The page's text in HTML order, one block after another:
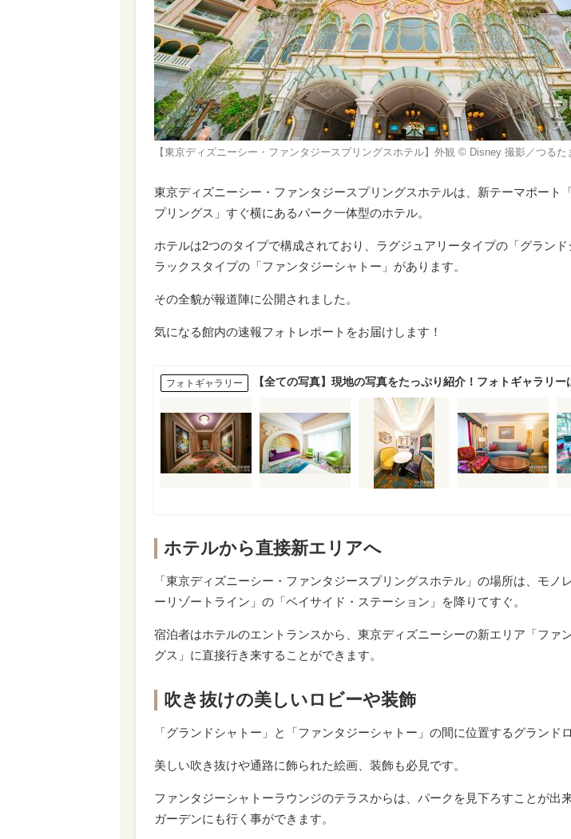
【東京ディズニーシー・ファンタジースプリングスホテル】外観 © Disney 撮影／つるた
東京ディズニーシー・ファンタジースプリングスホテルは、新テーマポート
プリングス」すぐ横にあるパーク一体型のホテル。
ホテルは2つのタイプで構成されており、ラグジュアリータイプの「グラン
ラックスタイプの「ファンタジーシャトー」があります。
その全貌が報道陣に公開されました。
気になる館内の速報フォトレポートをお届けします！
フォトギャラリー 【全ての写真】現地の写真をたっぷり紹介！フォトギャラリー
ホテルから直接新エリアへ
「東京ディズニーシー・ファンタジースプリングスホテル」の場所は、モノ
ーリゾートライン」の「ベイサイド・ステーション」を降りてすぐ。
宿泊者はホテルのエントランスから、東京ディズニーシーの新エリア「ファ
グス」に直接行き来することができます。
吹き抜けの美しいロビーや装飾
「グランドシャトー」と「ファンタジーシャトー」の間に位置するグランドロ
美しい吹き抜けや通路に飾られた絵画、装飾も必見です。
ファンタジーシャトーラウンジのテラスからは、パークを見下ろすことが出
ガーデンにも行く事ができます。